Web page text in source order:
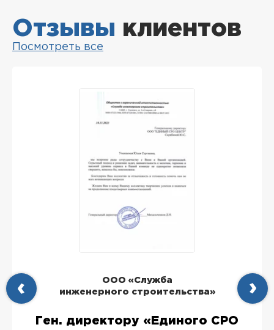
Отзывы клиентов
Посмотреть все
ООО «Служба
инженерного строительства»
Ген. директору «Единого СРО